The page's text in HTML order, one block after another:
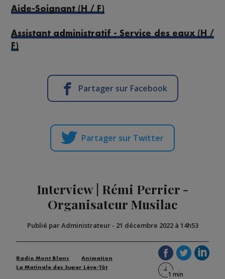
Aide-Soignant (H / F)
Assistant administratif - Service des eaux (H /
F)
Partager sur Facebook
Partager sur Twitter
Interview | Rémi Perrier -
Organisateur Musilac
Publié par Administrateur- 21 décembre 2022 à 14h53
Radio Mont Blanc
Animation
La Matinale des Super Lève-Tôt